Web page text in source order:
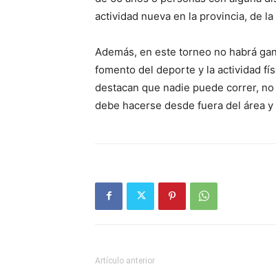
actividad nueva en la provincia, de
Además, en este torneo no habrá
fomento del deporte y la actividad
destacan que nadie puede correr,
debe hacerse desde fuera del área
Artículo anterior